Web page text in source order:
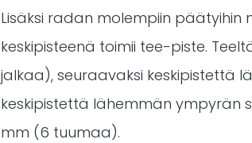
Lisäksi radan molempiin päätyihin
keskipisteenä toimii tee-piste.
jalkaa), seuraavaksi keskipistettä
keskipistettä lähemmän ympyrän
mm (6 tuumaa).